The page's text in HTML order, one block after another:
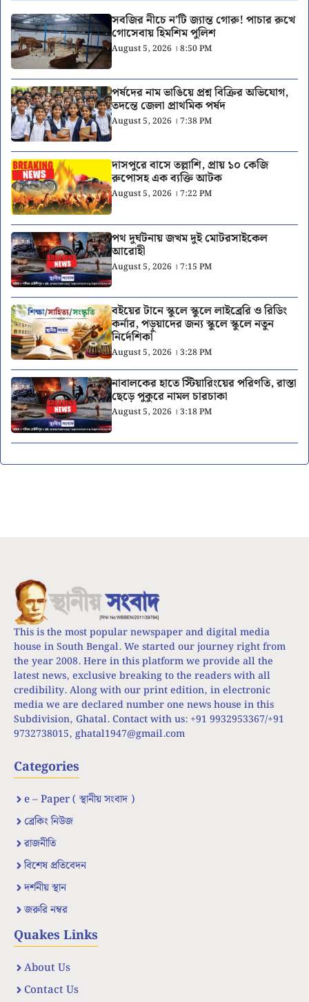
সবজির নীচে ন’টি জ্যান্ত গোরু! পাচার রুখে
গোসেবায় হিমশিম পুলিশ
August 5, 2026 । 8:50 PM
পর্ষদের নাম ভাঙিয়ে প্রশ্ন বিক্রির অভিযোগ,
তদন্তে জেলা প্রাথমিক পর্ষদ
August 5, 2026 । 7:38 PM
দাসপুরে বাসে তল্লাশি, প্রায় ১০ কেজি
রুপোসহ এক ব্যক্তি আটক
August 5, 2026 । 7:22 PM
পথ দুর্ঘটনায় জখম দুই মোটরসাইকেল
আরোহী
August 5, 2026 । 7:15 PM
বইয়ের টানে স্কুলে স্কুলে লাইব্রেরি ও রিডিং
কর্নার, পড়ুয়াদের জন্য স্কুলে স্কুলে নতুন
নির্দেশিকা
August 5, 2026 । 3:28 PM
নাবালকের হাতে স্টিয়ারিংয়ের পরিণতি, রাস্তা
ছেড়ে পুকুরে নামল চারচাকা
August 5, 2026 । 3:18 PM
This is the most popular newspaper and digital media
house in South Bengal. We started our journey right from
the year 2008. Here in this platform we provide all the
latest news, exclusive breaking to the readers with all
credibility. Along with our print edition, in electronic
media we are declared number one news house in this
Subdivision, Ghatal. Contact with us: +91 9932953367/+91
9732738015, ghatal1947@gmail.com
Categories
e – Paper ( স্থানীয় সংবাদ )
ব্রেকিং নিউজ
রাজনীতি
বিশেষ প্রতিবেদন
দর্শনীয় স্থান
জরুরি নম্বর
Quakes Links
About Us
Contact Us